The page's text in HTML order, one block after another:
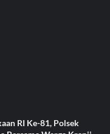
RI Ke-81, Polsek